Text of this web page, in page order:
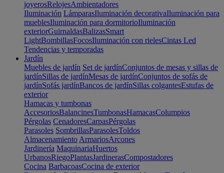
joyerosRelojesAmbientadores
Iluminación LámparasIluminación decorativaIluminación para
mueblesIluminación para dormitorioIluminación
exteriorGuirnaldasBalizasSmart
LightBombillasFocosIluminación con rielesCintas Led
Tendencias y temporadas
Jardín
Muebles de jardín Set de jardínConjuntos de mesas y sillas de
jardínSillas de jardínMesas de jardínConjuntos de sofás de
jardínSofás jardínBancos de jardínSillas colgantesEstufas de
exterior
Hamacas y tumbonas
AccesoriosBalancinesTumbonasHamacasColumpios
Pérgolas CenadoresCarpasPérgolas
Parasoles SombrillasParasolesToldos
Almacenamiento ArmariosArcones
Jardinería MaquinariaHuertos
UrbanosRiegoPlantasJardinerasCompostadores
Cocina BarbacoasCocina de exterior